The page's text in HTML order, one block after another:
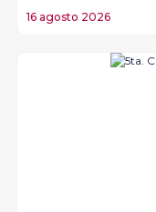
16 agosto 2026